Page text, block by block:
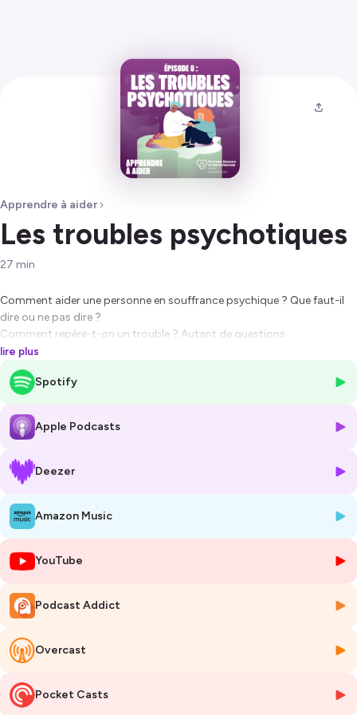
Apprendre à aider
Les troubles psychotiques
27 min
Comment aider une personne en souffrance psychique ? Que faut-il
dire ou ne pas dire ?
Comment repère-t-on un trouble ? Autant de questions
abordées dans
santé mentale
Les troubles psychotiques décrivent un trouble psychique impliquant
perturbations des pensées, des émotions, mais aussi du
comportement. Leur apparition peut perturber grandement la vie
sphère privée que professionnelle.
Parmi les principales formes de troubles psychotiques, on trouve le
trouble bipolaire, la schizophrénie, le trouble schizo-affectif, le trouble
délirant ou encore le trouble psychotique induit par la consommation
Ces troubles sont susceptibles d'apparaître vers la fin de
l'adolescence, touchant aussi bien les hommes que les femmes. On
estime qu'environ 3 personnes sur 100 connaîtront au moins un
épisode psychotique au cours de leur vie. Des interventions
médicamenteuses et non médicamenteuses efficaces existent et
permettent un rétablissement possible chez les personnes
concernées. C’est la raison pour laquelle il faut intervenir le plus
précocement possible.
Dans cet épisode, découvrez le témoignage d’Hana, secouriste en
santé mentale depuis 2020, qui revient sur l’accompagnement qu’elle
lire plus
Spotify
Apple Podcasts
Deezer
Amazon Music
YouTube
Podcast Addict
Overcast
Pocket Casts